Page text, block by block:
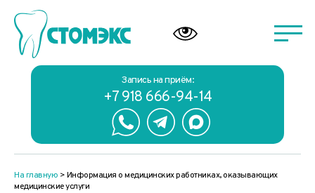
Запись на приём:
+7 918 666-94-14
На главную >Информация о медицинских работниках, оказывающих
медицинские услуги